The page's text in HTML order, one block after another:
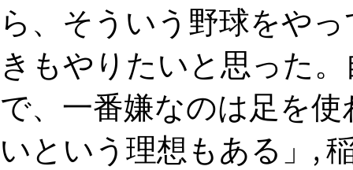
ら、そういう野球をや
きもやりたいと思った
で、一番嫌なのは足を
いという理想もある」,